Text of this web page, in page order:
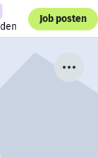
Job posten